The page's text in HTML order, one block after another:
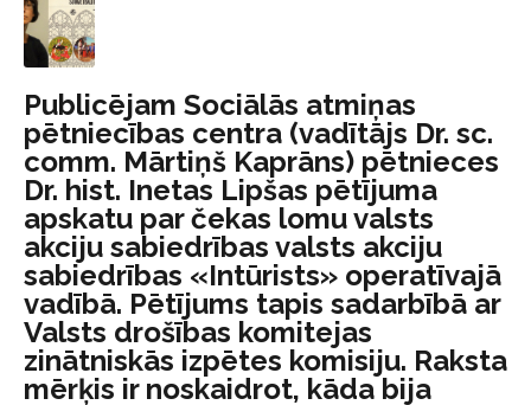
Publicējam Sociālās atmiņas
pētniecības centra (vadītājs Dr. sc.
comm. Mārtiņš Kaprāns) pētnieces
Dr. hist. Inetas Lipšas pētījuma
apskatu par čekas lomu valsts
akciju sabiedrības valsts akciju
sabiedrības «Intūrists» operatīvajā
vadībā. Pētījums tapis sadarbībā ar
Valsts drošības komitejas
zinātniskās izpētes komisiju. Raksta
mērķis ir noskaidrot, kāda bija